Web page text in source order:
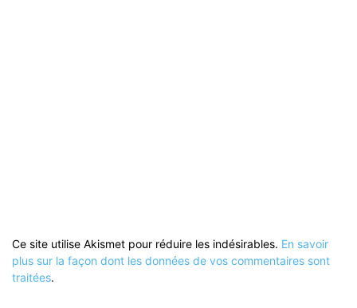
Ce site utilise Akismet pour réduire les indésirables. En savoir
plus sur la façon dont les données de vos commentaires sont
traitées.